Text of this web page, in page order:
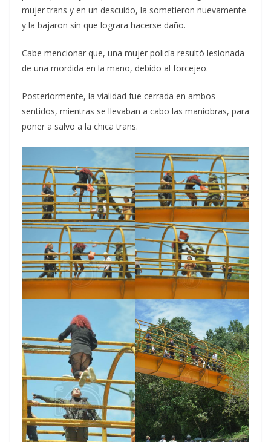
mujer trans y en un descuido, la sometieron nuevamente
y la bajaron sin que lograra hacerse daño.
Cabe mencionar que, una mujer policía resultó lesionada
de una mordida en la mano, debido al forcejeo.
Posteriormente, la vialidad fue cerrada en ambos
sentidos, mientras se llevaban a cabo las maniobras, para
poner a salvo a la chica trans.